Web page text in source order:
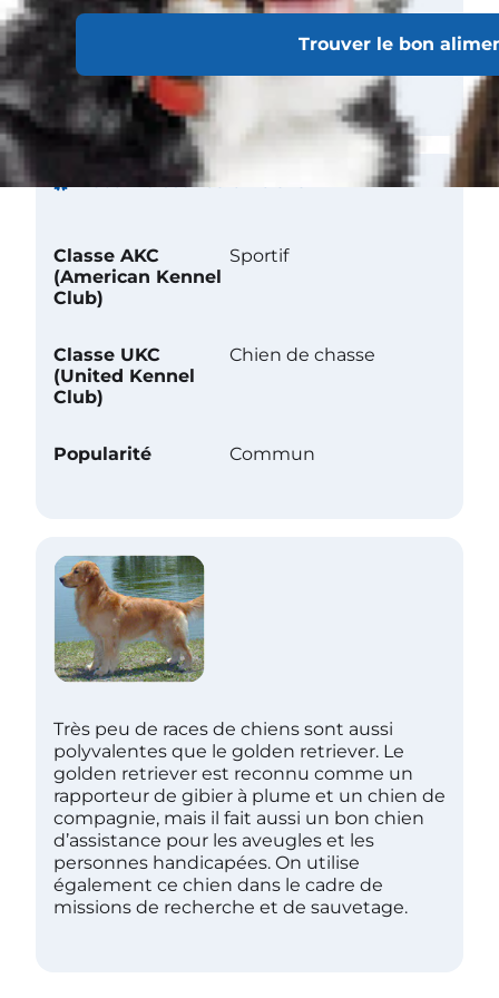
Trouver le bon
creuser
Reconnaissance officielle
Classe AKC
(American Kennel
Club)
Sportif
Classe UKC
(United Kennel
Club)
Chien de chasse
Popularité Commun
Très peu de races de chiens sont aussi
polyvalentes que le golden retriever. Le
golden retriever est reconnu comme un
rapporteur de gibier à plume et un chien de
compagnie, mais il fait aussi un bon chien
d’assistance pour les aveugles et les
personnes handicapées. On utilise
également ce chien dans le cadre de
missions de recherche et de sauvetage.